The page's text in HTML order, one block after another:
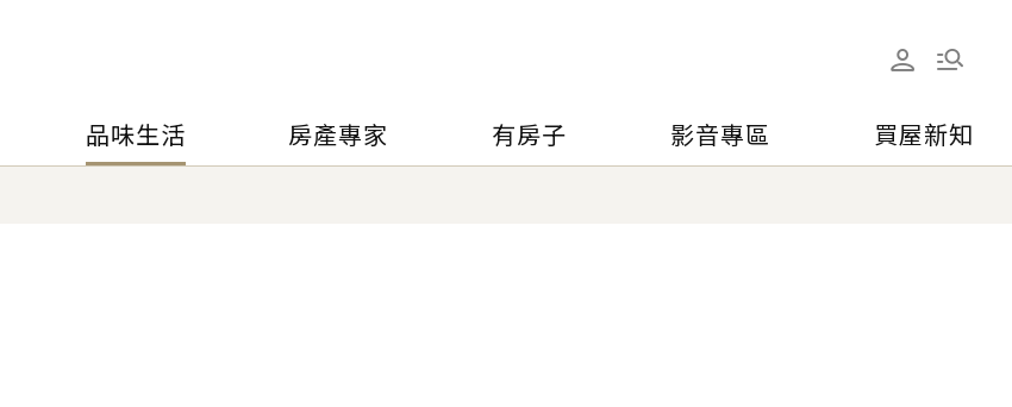
品味生活 房產專家 有房子 影音專區 買屋新知